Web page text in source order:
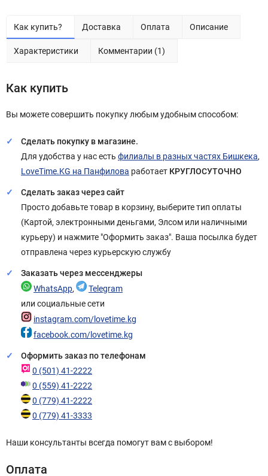
Как купить? Доставка Оплата Описание
Характеристики Комментарии (1)
Как купить
Вы можете совершить покупку любым удобным способом:
Сделать покупку в магазине.
Для удобства у нас есть филиалы в разных частях Бишкека,
LoveTime.KG на Панфилова работает КРУГЛОСУТОЧНО
Сделать заказ через сайт
Просто добавьте товар в корзину, выберите тип оплаты
(Картой, электронными деньгами, Элсом или наличными
курьеру) и нажмите "Оформить заказ". Ваша посылка будет
отправлена через курьерскую службу
Заказать через мессенджеры
WhatsApp,
Telegram
или социальные сети
instagram.com/lovetime.kg
facebook.com/lovetime.kg
Оформить заказ по телефонам
0 (501) 41-2222
0 (559) 41-2222
0 (779) 41-2222
0 (779) 41-3333
Наши консультанты всегда помогут вам с выбором!
Оплата